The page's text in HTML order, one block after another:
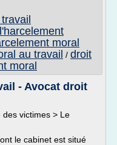
moral
au travail / droit
moral
- Avocat droit
des victimes > Le
le cabinet est situé